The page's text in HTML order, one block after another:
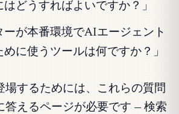
はどうすればよいですか？」
ーが本番環境でAIエージェント
に使うツールは何ですか？」
場するためには、これらの質問
答えるページが必要です — 検索